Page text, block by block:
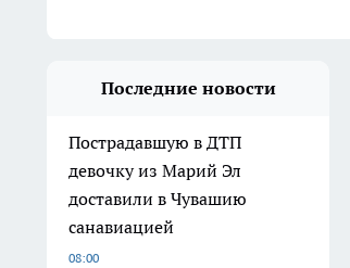
Последние новости
Пострадавшую в ДТП
девочку из Марий Эл
доставили в Чувашию
санавиацией
08:00